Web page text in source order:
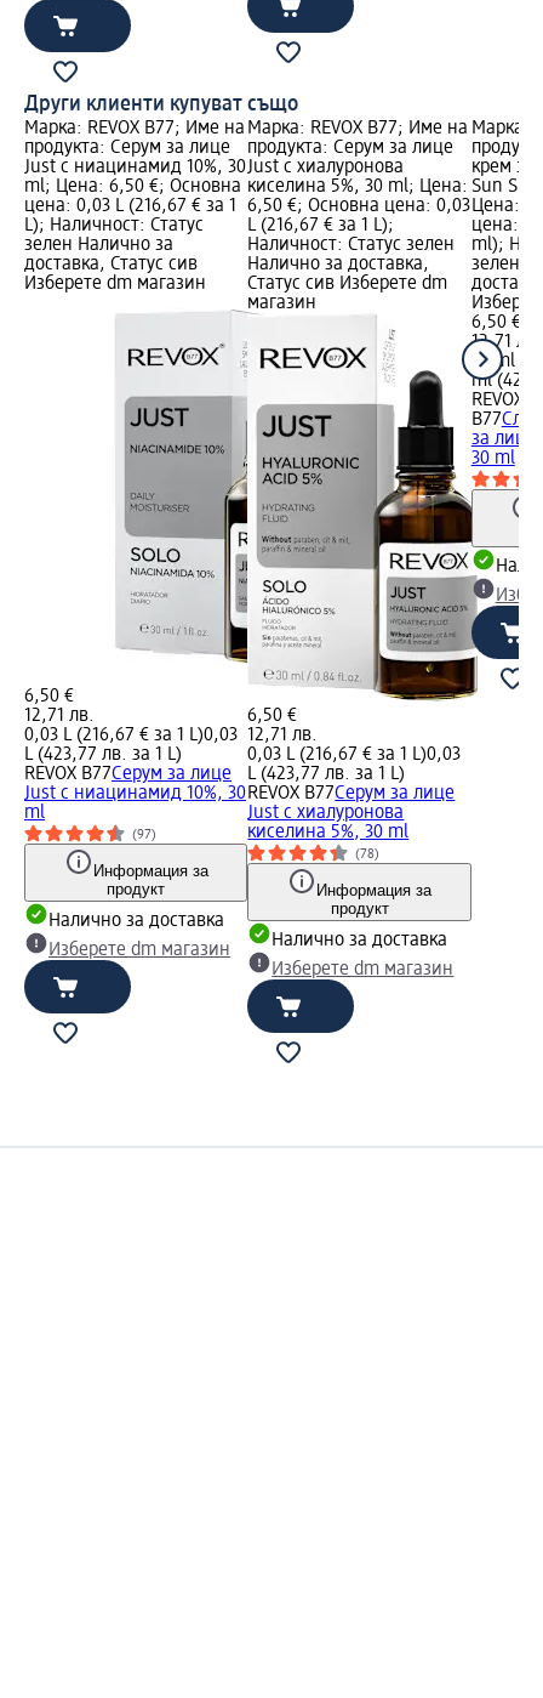
Други клиенти купуват също
Марка: REVOX B77; Име на
продукта: Серум за лице
Just с ниацинамид 10%, 30
ml; Цена: 6,50 €; Основна
цена: 0,03 L (216,67 € за 1
L); Наличност: Статус
зелен Налично за
доставка, Статус сив
Изберете dm магазин
6,50 €
12,71 лв.
0,03 L (216,67 € за 1 L)0,03
L (423,77 лв. за 1 L)
REVOX B77Серум за лице
Just с ниацинамид 10%, 30
ml
(97)
Информация за
продукт
Налично за доставка
Изберете dm магазин
Марка: REVOX B77; Име на
продукта: Серум за лице
Just с хиалуронова
киселина 5%, 30 ml; Цена:
6,50 €; Основна цена: 0,03
L (216,67 € за 1 L);
Наличност: Статус зелен
Налично за доставка,
Статус сив Изберете dm
магазин
6,50 €
12,71 лв.
0,03 L (216,67 € за 1 L)0,03
L (423,77 лв. за 1 L)
REVOX B77Серум за лице
Just с хиалуронова
киселина 5%, 30 ml
(78)
Информация за
продукт
Налично за доставка
Изберете dm магазин
Марка:
крем за
Sun
Цена:
цена:
ml);
зелен
6,50 €
12,71 лв.
30 ml
ml
REVOX
B77
за лице
30 ml